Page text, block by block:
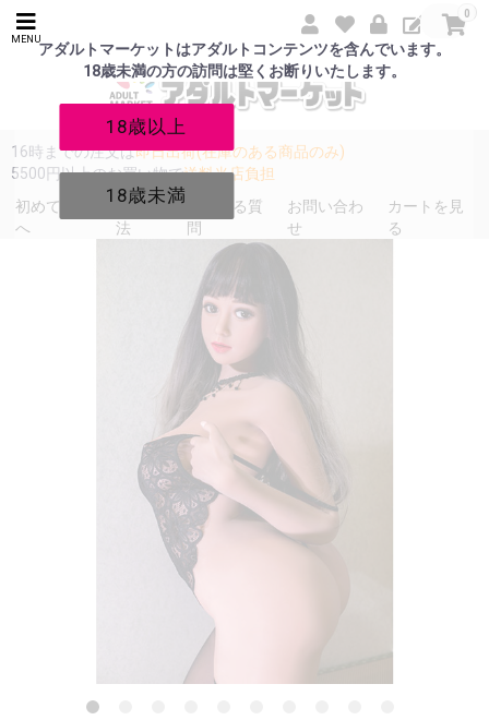
アダルトマーケットはアダルトコンテンツを含んでいます。
18歳未満の方の訪問は堅くお断りいたします。
18歳以上
18歳未満
MENU
0
16時までの注文は即日出荷(在庫のある商品のみ)
5500円以上のお買い物で送料当店負担
初めての方
へ
発送方
法
よくある質
問
お問い合わ
せ
カートを見
る